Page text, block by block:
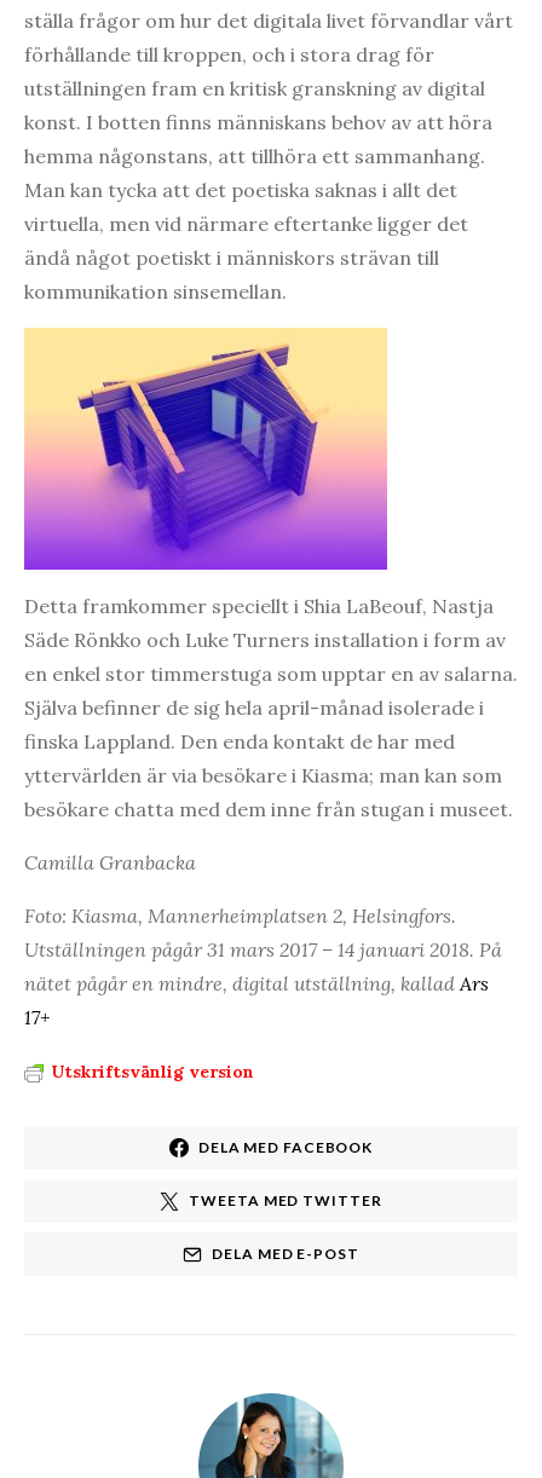
ställa frågor om hur det digitala livet förvandlar vårt
förhållande till kroppen, och i stora drag för
utställningen fram en kritisk granskning av digital
konst. I botten finns människans behov av att höra
hemma någonstans, att tillhöra ett sammanhang.
Man kan tycka att det poetiska saknas i allt det
virtuella, men vid närmare eftertanke ligger det
ändå något poetiskt i människors strävan till
kommunikation sinsemellan.
Detta framkommer speciellt i Shia LaBeouf, Nastja
Säde Rönkko och Luke Turners installation i form av
en enkel stor timmerstuga som upptar en av salarna.
Själva befinner de sig hela april-månad isolerade i
finska Lappland. Den enda kontakt de har med
yttervärlden är via besökare i Kiasma; man kan som
besökare chatta med dem inne från stugan i museet.
Camilla Granbacka
Foto: Kiasma, Mannerheimplatsen 2, Helsingfors.
Utställningen pågår 31 mars 2017 – 14 januari 2018. På
nätet pågår en mindre, digital utställning, kallad Ars
17+
Utskriftsvänlig version
DELA MED FACEBOOK
TWEETA MED TWITTER
DELA MED E-POST